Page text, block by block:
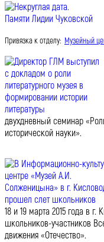
Привязка к отделу: Музейный
двухдневный семинар
исторической науки».
18 и 19 марта 2015 года в
школьников-участников
движения «Отечество».